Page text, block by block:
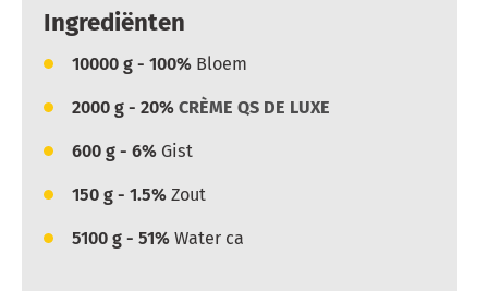
Ingrediënten
10000 g - 100% Bloem
2000 g - 20% CRÈME QS DE LUXE
600 g - 6% Gist
150 g - 1.5% Zout
5100 g - 51% Water ca